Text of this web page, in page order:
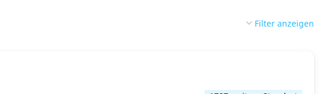
Filter anzeigen